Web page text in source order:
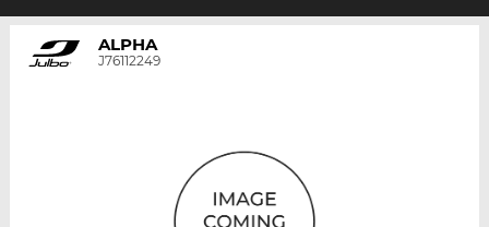
ALPHA
J76112249